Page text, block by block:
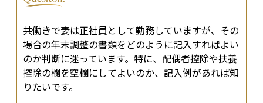
共働きで妻は正社員として勤務していますが、その
場合の年末調整の書類をどのように記入すればよい
のか判断に迷っています。特に、配偶者控除や扶養
控除の欄を空欄にしてよいのか、記入例があれば知
りたいです。